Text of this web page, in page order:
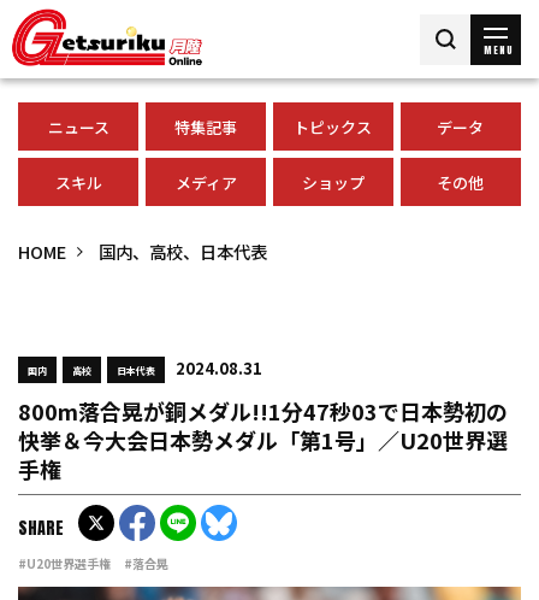
MENU
ニュース 特集記事 トピックス データ
スキル メディア ショップ その他
HOME 国内、高校、日本代表
国内 高校 日本代表 2024.08.31
800m落合晃が銅メダル!!1分47秒03で日本勢初の
快挙＆今大会日本勢メダル「第1号」／U20世界選
手権
#U20世界選手権 #落合晃
SHARE